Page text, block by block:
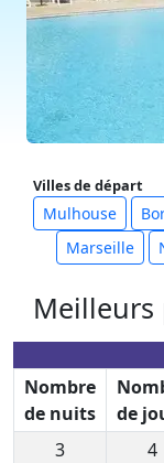
Villes de départ
Mulhouse
Marseille
Nombre
de nuits
de
3
4